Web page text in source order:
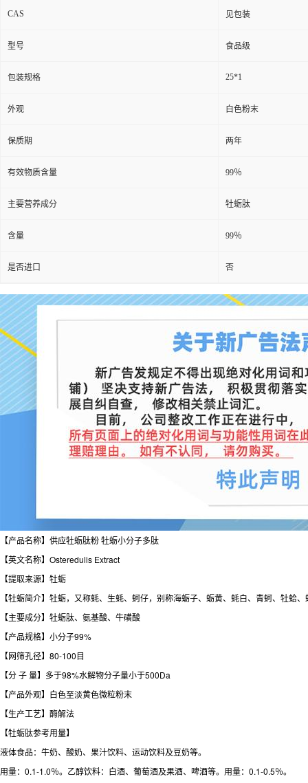
CAS 见包装
型号 食品级
包装规格 25*1
外观 白色粉末
保质期 两年
有效物质含量 99％
主要营养成分 牡蛎肽
含量 99％
是否进口 否
【产品名称】供应牡蛎肽粉 牡蛎小分子多肽
【英文名称】Osteredulis Extract
【提取来源】牡蛎
【牡蛎简介】牡蛎，又称蚝、生蚝、蚵仔，别称海蛎子、蛎黄、蚝白、青蚵、牡
【主要成分】牡蛎肽、氨基酸、牛磺酸
【产品规格】小分子99%
【网筛孔径】80-100目
【分 子 量】多于98%水解物分子量小于500Da
【产品外观】白色至淡黄色微粒粉末
【生产工艺】酶解法
【牡蛎肽参考用量】
液体食品：牛奶、酸奶、果汁饮料、运动饮料及豆奶等。
用量：0.1-1.0％。乙醇饮料：白酒、葡萄酒及果酒、啤酒等。用量：0.1-0.5％。